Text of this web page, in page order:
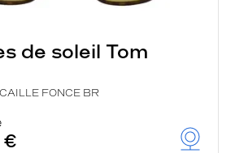
de soleil Tom
FONCE BR